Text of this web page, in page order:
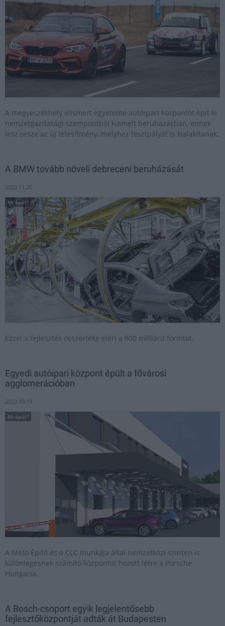
A megyeszékhely elismert egyeteme autóipari központot épít ki
nemzetgazdasági szempontból kiemelt beruházásban, ennek
lesz része az új létesítmény, melyhez tesztpályát is kialakítanak.
A BMW tovább növeli debreceni beruházását
2022.11.25
Mi épül?
Ezzel a fejlesztés összértéke eléri a 800 milliárd forintot.
Egyedi autóipari központ épült a fővárosi
agglomerációban
2022.10.19
Mi épül?
A Meto Építő és a CLC munkája által nemzetközi szinten is
különlegesnek számító központot hozott létre a Porsche
Hungaria.
A Bosch-csoport egyik legjelentősebb
fejlesztőközpontját adták át Budapesten